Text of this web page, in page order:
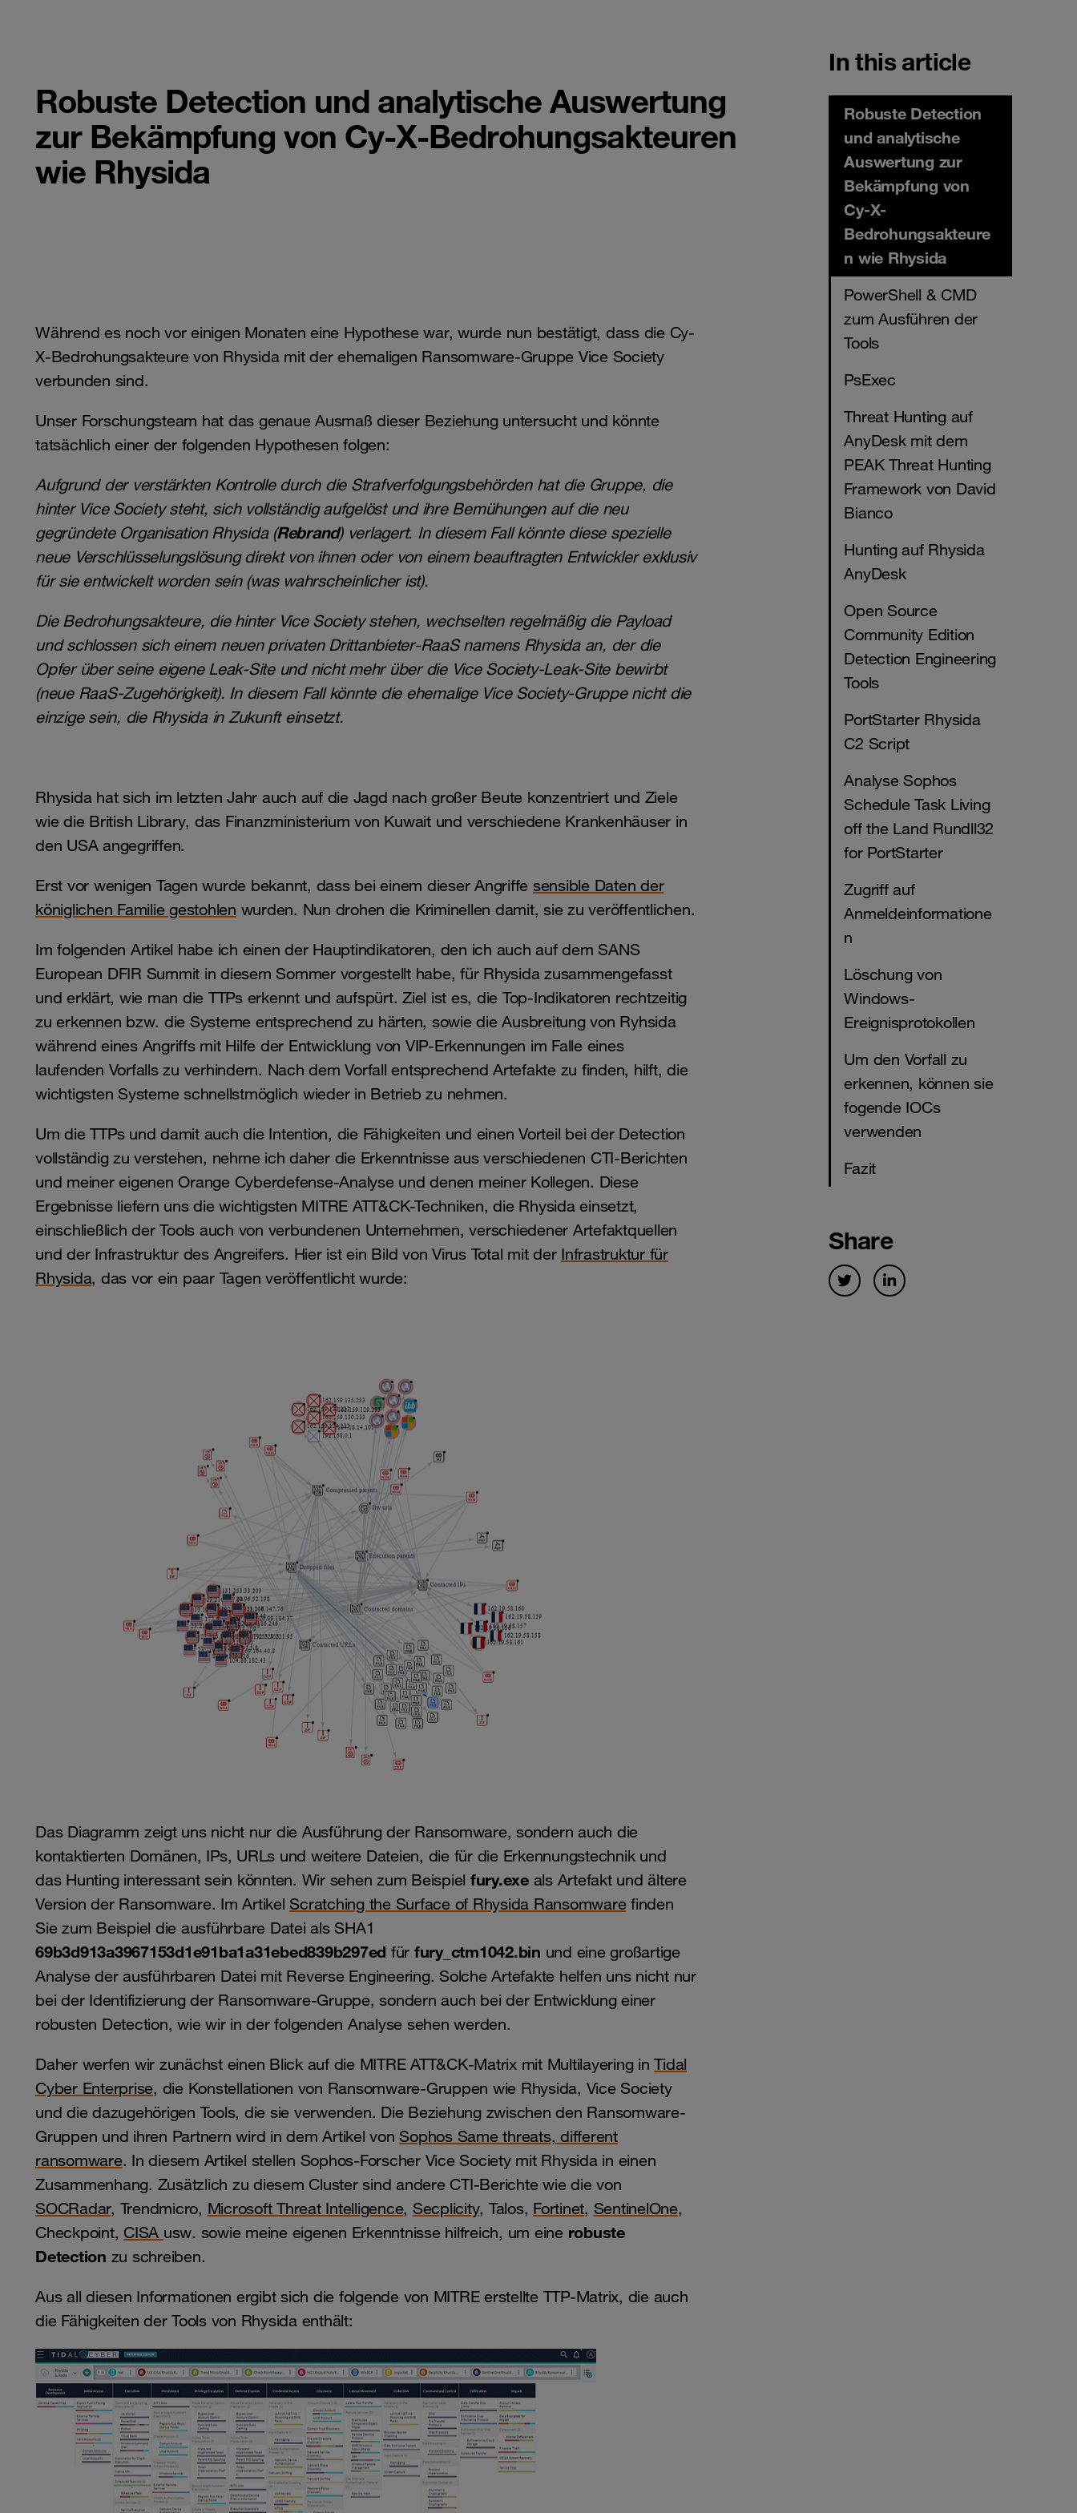
Robuste Detection und analytische Auswertung
zur Bekämpfung von Cy-X-Bedrohungsakteuren
wie Rhysida
Während es noch vor einigen Monaten eine Hypothese war, wurde nun bestätigt, dass die Cy-
X-Bedrohungsakteure von Rhysida mit der ehemaligen Ransomware-Gruppe Vice Society
verbunden sind.
Unser Forschungsteam hat das genaue Ausmaß dieser Beziehung untersucht und könnte
tatsächlich einer der folgenden Hypothesen folgen:
Aufgrund der verstärkten Kontrolle durch die Strafverfolgungsbehörden hat die Gruppe, die
hinter Vice Society steht, sich vollständig aufgelöst und ihre Bemühungen auf die neu
gegründete Organisation Rhysida (Rebrand) verlagert. In diesem Fall könnte diese spezielle
neue Verschlüsselungslösung direkt von ihnen oder von einem beauftragten Entwickler exklusiv
für sie entwickelt worden sein (was wahrscheinlicher ist).
Die Bedrohungsakteure, die hinter Vice Society stehen, wechselten regelmäßig die Payload
und schlossen sich einem neuen privaten Drittanbieter-RaaS namens Rhysida an, der die
Opfer über seine eigene Leak-Site und nicht mehr über die Vice Society-Leak-Site bewirbt
(neue RaaS-Zugehörigkeit). In diesem Fall könnte die ehemalige Vice Society-Gruppe nicht die
einzige sein, die Rhysida in Zukunft einsetzt.
Rhysida hat sich im letzten Jahr auch auf die Jagd nach großer Beute konzentriert und Ziele
wie die British Library, das Finanzministerium von Kuwait und verschiedene Krankenhäuser in
den USA angegriffen.
Erst vor wenigen Tagen wurde bekannt, dass bei einem dieser Angriffe sensible Daten der
königlichen Familie gestohlen wurden. Nun drohen die Kriminellen damit, sie zu veröffentlichen.
Im folgenden Artikel habe ich einen der Hauptindikatoren, den ich auch auf dem SANS
European DFIR Summit in diesem Sommer vorgestellt habe, für Rhysida zusammengefasst
und erklärt, wie man die TTPs erkennt und aufspürt. Ziel ist es, die Top-Indikatoren rechtzeitig
zu erkennen bzw. die Systeme entsprechend zu härten, sowie die Ausbreitung von Ryhsida
während eines Angriffs mit Hilfe der Entwicklung von VIP-Erkennungen im Falle eines
laufenden Vorfalls zu verhindern. Nach dem Vorfall entsprechend Artefakte zu finden, hilft, die
wichtigsten Systeme schnellstmöglich wieder in Betrieb zu nehmen.
Um die TTPs und damit auch die Intention, die Fähigkeiten und einen Vorteil bei der Detection
vollständig zu verstehen, nehme ich daher die Erkenntnisse aus verschiedenen CTI-Berichten
und meiner eigenen Orange Cyberdefense-Analyse und denen meiner Kollegen. Diese
Ergebnisse liefern uns die wichtigsten MITRE ATT&CK-Techniken, die Rhysida einsetzt,
einschließlich der Tools auch von verbundenen Unternehmen, verschiedener Artefaktquellen
und der Infrastruktur des Angreifers. Hier ist ein Bild von Virus Total mit der Infrastruktur für
Rhysida, das vor ein paar Tagen veröffentlicht wurde:
Das Diagramm zeigt uns nicht nur die Ausführung der Ransomware, sondern auch die
kontaktierten Domänen, IPs, URLs und weitere Dateien, die für die Erkennungstechnik und
das Hunting interessant sein könnten. Wir sehen zum Beispiel fury.exeals Artefakt und ältere
Version der Ransomware. Im ArtikelScratching the Surface of Rhysida Ransomwarefinden
Sie zum Beispiel die ausführbare Datei als SHA1
69b3d913a3967153d1e91ba1a31ebed839b297ed für fury_ctm1042.bin und eine großartige
Analyse der ausführbaren Datei mit Reverse Engineering. Solche Artefakte helfen uns nicht nur
bei der Identifizierung der Ransomware-Gruppe, sondern auch bei der Entwicklung einer
robusten Detection, wie wir in der folgenden Analyse sehen werden.
Daher werfen wir zunächst einen Blick auf die MITRE ATT&CK-Matrix mit Multilayering inTidal
Cyber Enterprise, die Konstellationen von Ransomware-Gruppen wie Rhysida, Vice Society
und die dazugehörigen Tools, die sie verwenden. Die Beziehung zwischen den Ransomware-
Gruppen und ihren Partnern wird in dem Artikel vonSophos Same threats, different
ransomware. In diesem Artikel stellen Sophos-Forscher Vice Society mit Rhysida in einen
Zusammenhang. Zusätzlich zu diesem Cluster sind andere CTI-Berichte wie die von
SOCRadar, Trendmicro, Microsoft Threat Intelligence, Secplicity, Talos, Fortinet, SentinelOne,
Checkpoint, CISA usw. sowie meine eigenen Erkenntnisse hilfreich, um eine robuste
Detection zu schreiben.
Aus all diesen Informationen ergibt sich die folgende von MITRE erstellte TTP-Matrix, die auch
die Fähigkeiten der Tools von Rhysida enthält:
In this article
Robuste Detection
und analytische
Auswertung zur
Bekämpfung von
Cy-X-
Bedrohungsakteure
n wie Rhysida
PowerShell & CMD
zum Ausführen der
Tools
PsExec
Threat Hunting auf
AnyDesk mit dem
PEAK Threat Hunting
Framework von David
Bianco
Hunting auf Rhysida
AnyDesk
Open Source
Community Edition
Detection Engineering
Tools
PortStarter Rhysida
C2 Script
Analyse Sophos
Schedule Task Living
off the Land Rundll32
for PortStarter
Zugriff auf
Anmeldeinformatione
n
Löschung von
Windows-
Ereignisprotokollen
Um den Vorfall zu
erkennen, können sie
fogende IOCs
verwenden
Fazit
Share